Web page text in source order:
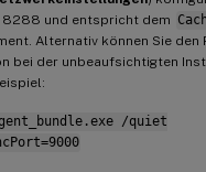
und entspricht dem
Alternativ können Sie den
bei der unbeaufsichtigten
/quiet